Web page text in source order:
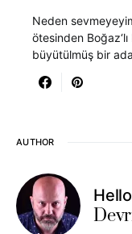
Neden
ötesinden
büyütülmüş bir
AUTHOR